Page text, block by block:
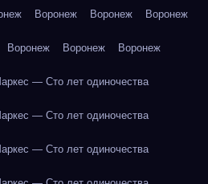
Воронеж Воронеж Воронеж
Воронеж Воронеж Воронеж
— Сто лет одиночества
— Сто лет одиночества
— Сто лет одиночества